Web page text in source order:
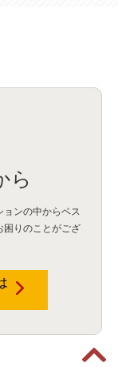
ら
ョンの中からベス
困りのことがござ